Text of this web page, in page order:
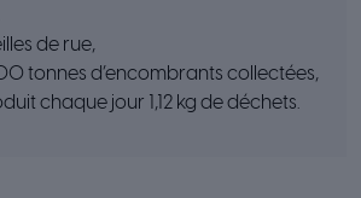
de rue,
tonnes d’encombrants collectées,
chaque jour 1,12 kg de déchets.